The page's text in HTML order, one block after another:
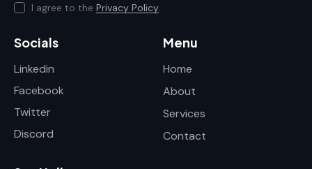
I agree to the Privacy Policy.
Socials
Linkedin
Facebook
Twitter
Discord
Menu
Home
About
Services
Contact